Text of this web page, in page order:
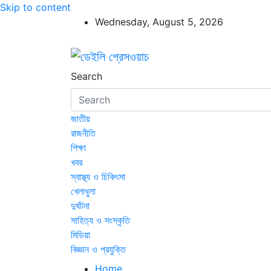
Skip to content
Wednesday, August 5, 2026
ডেইলি প্রেসওয়াচ
ডেইলি প্রেসওয়াচ মুক্তিযুদ্ধের চেতনায় উদ্বুদ্ধ
Search
জাতীয়
রাজনীতি
শিক্ষা
খবর
স্বাস্থ্য ও চিকিৎসা
খেলাধুলা
দুর্ঘটনা
সাহিত্য ও সংস্কৃতি
মিডিয়া
বিজ্ঞান ও প্রযুক্তি
Home